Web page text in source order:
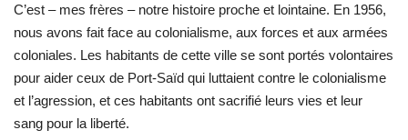
C’est – mes frères – notre histoire proche et lointaine. En 1956,
nous avons fait face au colonialisme, aux forces et aux armées
coloniales. Les habitants de cette ville se sont portés volontaires
pour aider ceux de Port-Saïd qui luttaient contre le colonialisme
et l’agression, et ces habitants ont sacrifié leurs vies et leur
sang pour la liberté.